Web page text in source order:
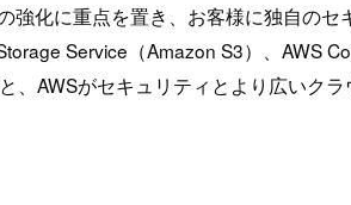
強化に重点を置き、お客様に独自の
Service（Amazon S3）、AWS
AWSがセキュリティとより広いク